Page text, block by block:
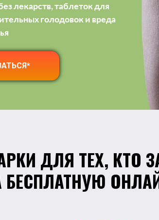
лекарств, таблеток для
голодовок и вреда
ДЛЯ ТЕХ, КТО
БЕСПЛАТНУЮ